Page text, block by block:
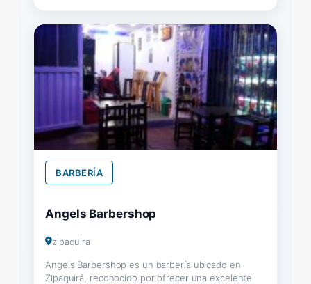
BARBERÍA
Angels Barbershop
zipaquira
Angels Barbershop es un barbería ubicado en
Zipaquirá, reconocido por ofrecer una excelente